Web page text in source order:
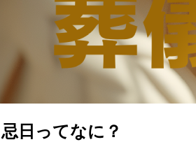
忌日ってなに？